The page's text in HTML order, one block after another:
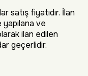
satış fiyatıdır. İlan
ve
ilan edilen
geçerlidir.